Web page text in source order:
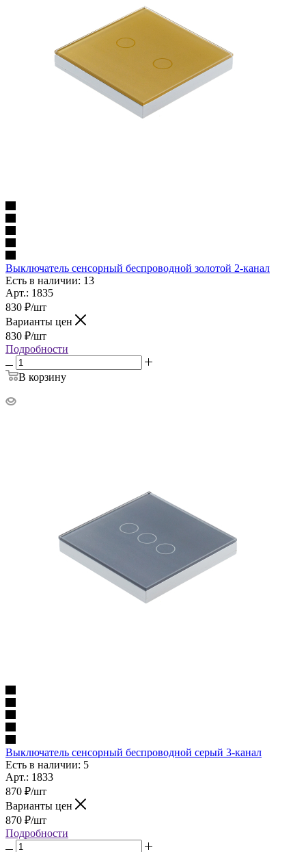
Выключатель сенсорный беспроводной золотой 2-канал
Есть в наличии: 13
Арт.: 1835
830 ₽/шт
Варианты цен
830 ₽/шт
Подробности
В корзину
Выключатель сенсорный беспроводной серый 3-канал
Есть в наличии: 5
Арт.: 1833
870 ₽/шт
Варианты цен
870 ₽/шт
Подробности